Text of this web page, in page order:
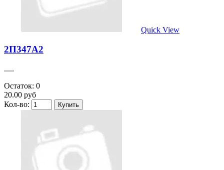
Quick View
2П347А2
.....
Остаток: 0
20.00 руб
Кол-во: